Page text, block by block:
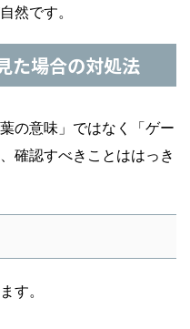
然です。
た場合の対処法
の意味」ではなく「ゲー
確認すべきことははっき
す。